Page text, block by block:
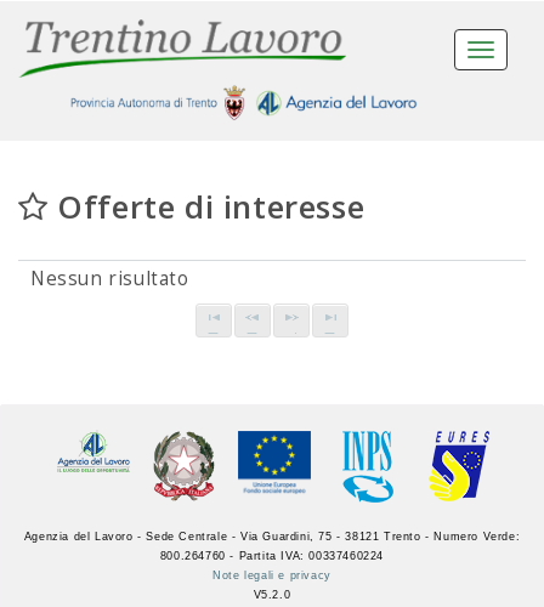
Toggle
Offerte di interesse
Nessun risultato
Agenzia del Lavoro - Sede Centrale - Via Guardini, 75 - 38121 Trento - Numero Verde:
800.264760 - Partita IVA: 00337460224
Note legali e privacy
V5.2.0